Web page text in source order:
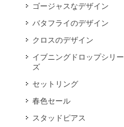
ゴージャスなデザイン
バタフライのデザイン
クロスのデザイン
イブニングドロップシリー
ズ
セットリング
春色セール
スタッドピアス